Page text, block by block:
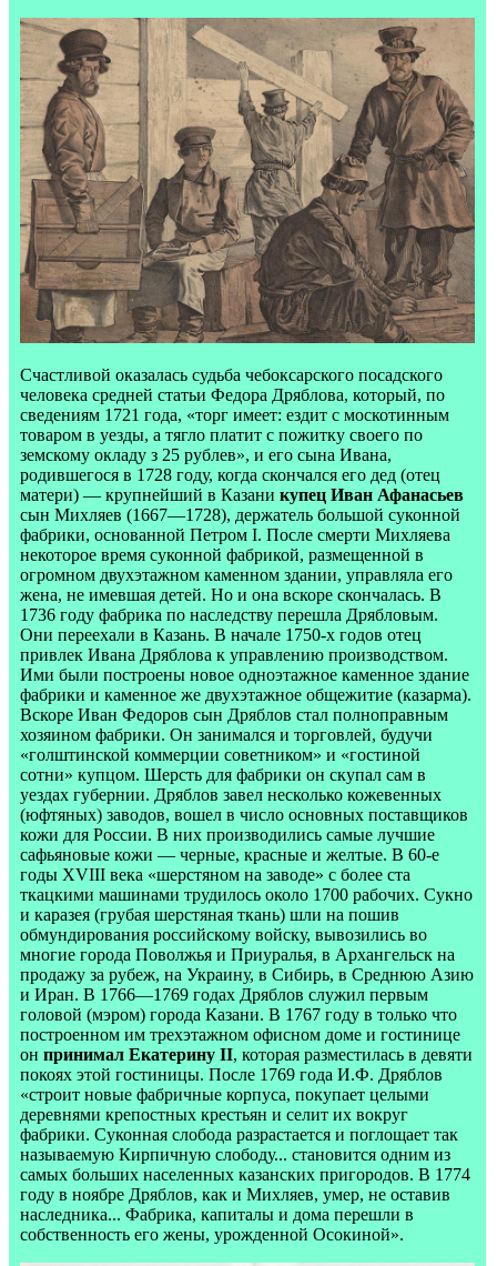
Счастливой оказалась судьба чебоксарского посадского
человека средней статьи Федора Дряблова, который, по
сведениям 1721 года, «торг имеет: ездит с москотинным
товаром в уезды, а тягло платит с пожитку своего по
земскому окладу з 25 рублев», и его сына Ивана,
родившегося в 1728 году, когда скончался его дед (отец
матери) — крупнейший в Казани купец Иван Афанасьев
сын Михляев (1667—1728), держатель большой суконной
фабрики, основанной Петром I. После смерти Михляева
некоторое время суконной фабрикой, размещенной в
огромном двухэтажном каменном здании, управляла его
жена, не имевшая детей. Но и она вскоре скончалась. В
1736 году фабрика по наследству перешла Дрябловым.
Они переехали в Казань. В начале 1750-х годов отец
привлек Ивана Дряблова к управлению производством.
Ими были построены новое одноэтажное каменное здание
фабрики и каменное же двухэтажное общежитие (казарма).
Вскоре Иван Федоров сын Дряблов стал полноправным
хозяином фабрики. Он занимался и торговлей, будучи
«голштинской коммерции советником» и «гостиной
сотни» купцом. Шерсть для фабрики он скупал сам в
уездах губернии. Дряблов завел несколько кожевенных
(юфтяных) заводов, вошел в число основных поставщиков
кожи для России. В них производились самые лучшие
сафьяновые кожи — черные, красные и желтые. В 60-е
годы XVIII века «шерстяном на заводе» с более ста
ткацкими машинами трудилось около 1700 рабочих. Сукно
и каразея (грубая шерстяная ткань) шли на пошив
обмундирования российскому войску, вывозились во
многие города Поволжья и Приуралья, в Архангельск на
продажу за рубеж, на Украину, в Сибирь, в Среднюю Азию
и Иран. В 1766—1769 годах Дряблов служил первым
головой (мэром) города Казани. В 1767 году в только что
построенном им трехэтажном офисном доме и гостинице
он принимал Екатерину II, которая разместилась в девяти
покоях этой гостиницы. После 1769 года И.Ф. Дряблов
«строит новые фабричные корпуса, покупает целыми
деревнями крепостных крестьян и селит их вокруг
фабрики. Суконная слобода разрастается и поглощает так
называемую Кирпичную слободу... становится одним из
самых больших населенных казанских пригородов. В 1774
году в ноябре Дряблов, как и Михляев, умер, не оставив
наследника... Фабрика, капиталы и дома перешли в
собственность его жены, урожденной Осокиной».